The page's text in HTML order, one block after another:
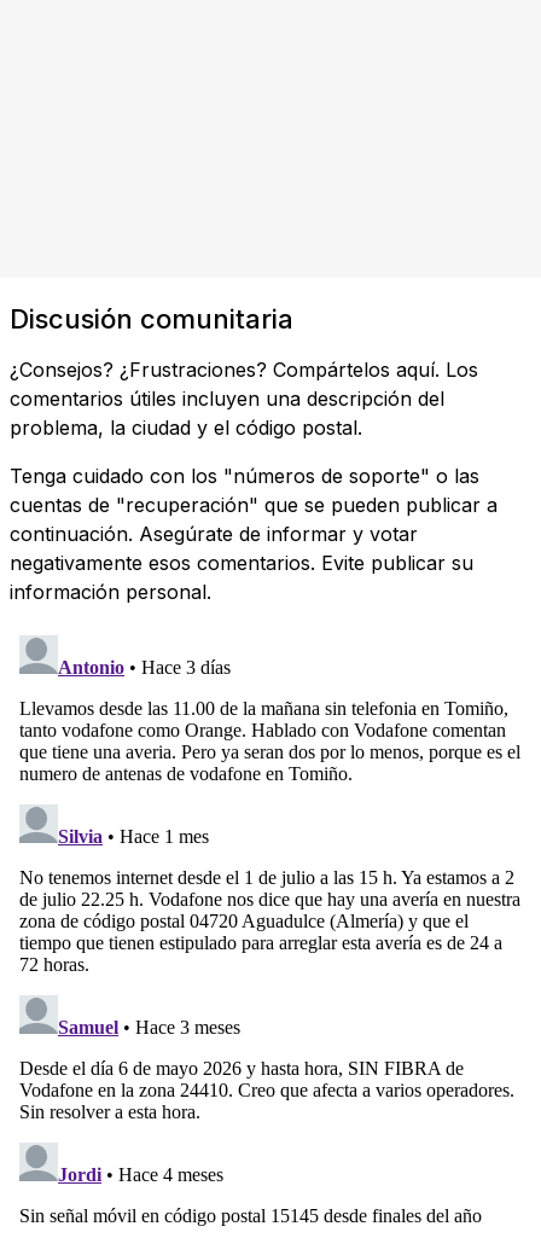
Discusión comunitaria
¿Consejos? ¿Frustraciones? Compártelos aquí. Los
comentarios útiles incluyen una descripción del
problema, la ciudad y el código postal.
Tenga cuidado con los "números de soporte" o las
cuentas de "recuperación" que se pueden publicar a
continuación. Asegúrate de informar y votar
negativamente esos comentarios. Evite publicar su
información personal.